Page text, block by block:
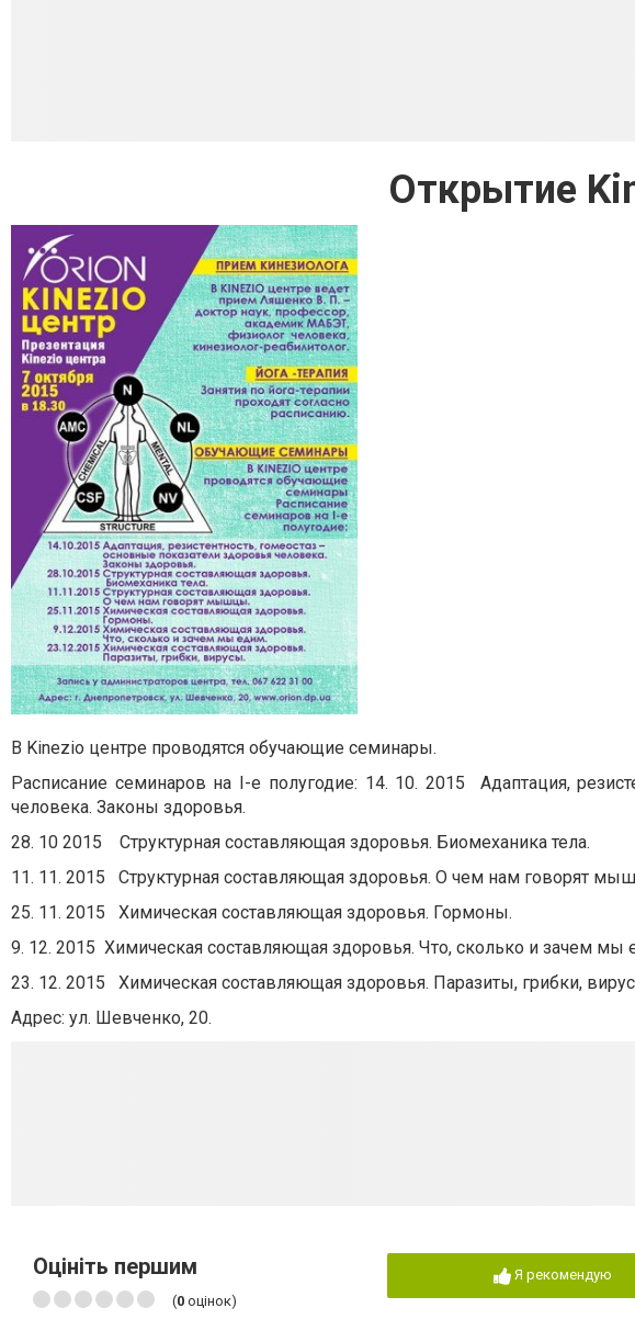
Открытие
В Kinezio центре проводятся обучающие семинары.
Расписание семинаров на I-е полугодие: 14. 10. 2015 Адаптация,
человека. Законы здоровья.
28. 10 2015 Структурная составляющая здоровья. Биомеханика тела.
11. 11. 2015 Структурная составляющая здоровья. О чем нам говорят
25. 11. 2015 Химическая составляющая здоровья. Гормоны.
9. 12. 2015 Химическая составляющая здоровья. Что, сколько и зачем мы
23. 12. 2015 Химическая составляющая здоровья. Паразиты, грибки,
Адрес: ул. Шевченко, 20.
Оцініть першим
(0 оцінок)
Я рекомендую